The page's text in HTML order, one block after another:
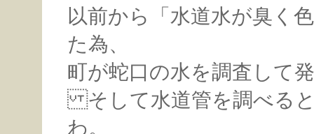
以前から「水道水が臭く
た為、
町が蛇口の水を調査して
そして水道管を調べる
わ。